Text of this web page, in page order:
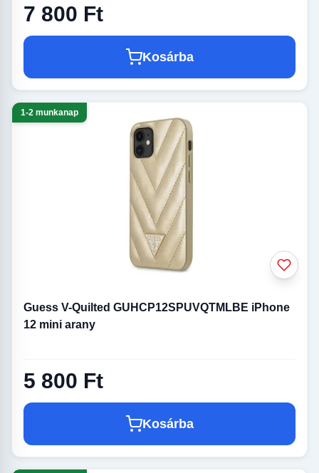
7 800 Ft
Kosárba
1-2 munkanap
Guess V-Quilted GUHCP12SPUVQTMLBE iPhone
12 mini arany
5 800 Ft
Kosárba